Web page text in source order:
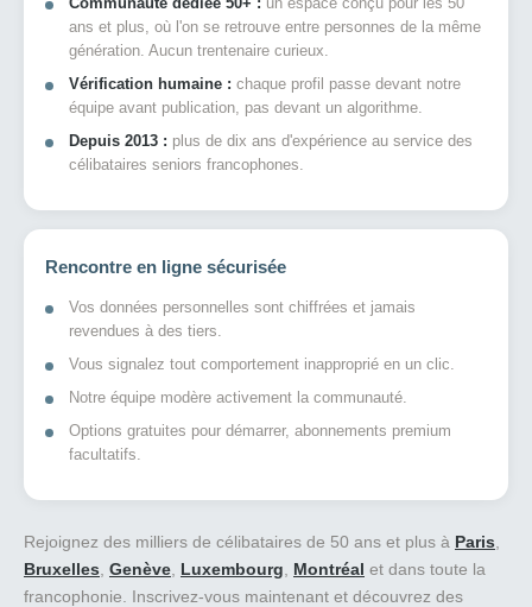
ans et plus, où l'on se retrouve entre personnes de la même
génération. Aucun trentenaire curieux.
Vérification humaine : chaque profil passe devant notre
équipe avant publication, pas devant un algorithme.
Depuis 2013 : plus de dix ans d'expérience au service des
célibataires seniors francophones.
Rencontre en ligne sécurisée
Vos données personnelles sont chiffrées et jamais
revendues à des tiers.
Vous signalez tout comportement inapproprié en un clic.
Notre équipe modère activement la communauté.
Options gratuites pour démarrer, abonnements premium
facultatifs.
Rejoignez des milliers de célibataires de 50 ans et plus à Paris
Bruxelles Genève Luxembourg Montréal et dans toute la
francophonie. Inscrivez-vous maintenant et découvrez des